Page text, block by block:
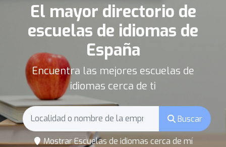
El mayor directorio de
escuelas de idiomas de
España
Encuentra las mejores escuelas de
idiomas cerca de ti
Buscar
Mostrar Escuelas de idiomas cerca de mí